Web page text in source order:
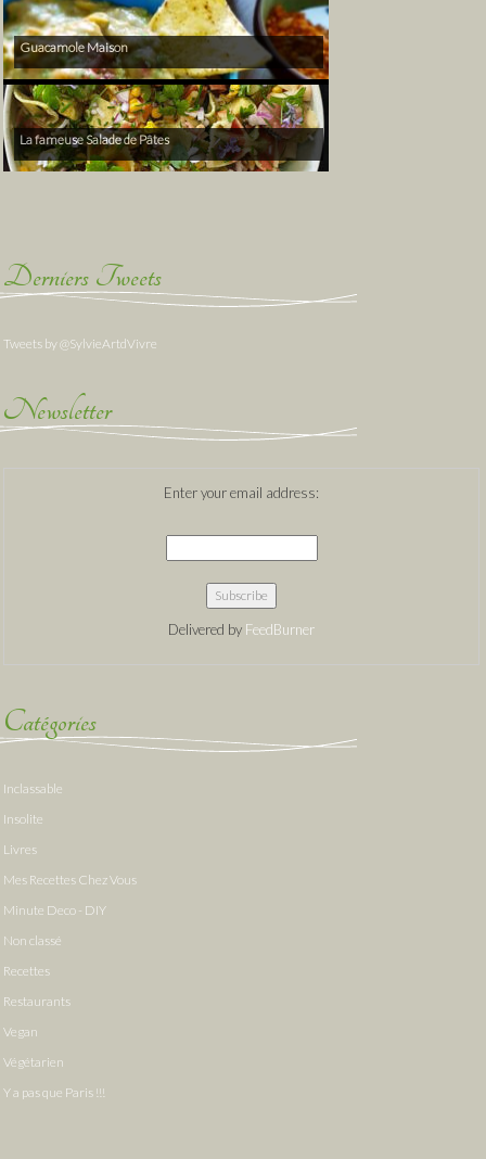
Guacamole Maison
La fameuse Salade de Pâtes
Derniers Tweets
Tweets by @SylvieArtdVivre
Newsletter
Enter your email address:
Delivered by FeedBurner
Catégories
Inclassable
Insolite
Livres
Mes Recettes Chez Vous
Minute Deco - DIY
Non classé
Recettes
Restaurants
Vegan
Végétarien
Y a pas que Paris !!!